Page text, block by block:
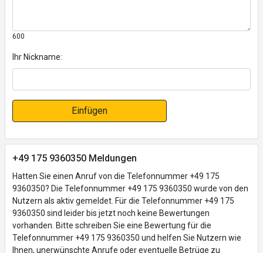
600
Ihr Nickname:
Einfügen
+49 175 9360350 Meldungen
Hatten Sie einen Anruf von die Telefonnummer +49 175
9360350? Die Telefonnummer +49 175 9360350 wurde von den
Nutzern als aktiv gemeldet. Für die Telefonnummer +49 175
9360350 sind leider bis jetzt noch keine Bewertungen
vorhanden. Bitte schreiben Sie eine Bewertung für die
Telefonnummer +49 175 9360350 und helfen Sie Nutzern wie
Ihnen, unerwünschte Anrufe oder eventuelle Betrüge zu